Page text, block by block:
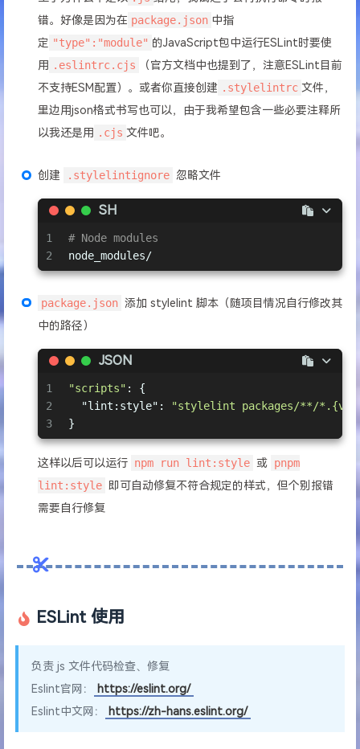
11
12
13
14
16
17
18
21
22
23
24
25
26
28
29
31
'stylelint-config-recommended-vue',
'stylelint-config-recommended-less'
'stylelint-config-prettier',
  ],
// 覆盖配置中基于文件全局模式的设置
overrides: [
    {
files: [
    {
files: ['**/*.less'],
customSyntax
    }
  ],
// 规则（值为 null 时表示禁用该规则）
'no-invalid-double-slash-comments': null
  },
};
错。好像是因为在 package.json 中指
定 "type":"module" 的JavaScript包中运行ESLint时要使
用 .eslintrc.cjs
（官方文档中也提到了，注意ESLint目前
不支持ESM配置）。或者你直接创建 .stylelintrc 文件，
里边用json格式书写也可以，由于我希望包含一些必要注释所
以我还是用 .cjs 文件吧。
创建 .stylelintignore 忽略文件
SH
1
2
# Node modules
node_modules/
package.json 添加 stylelint 脚本（随项目情况自行修改其
中的路径）
JSON
1
2
3
"scripts" : {
"lint:style" :
"stylelint packages/**/
}
这样以后可以运行 npm run lint:style 或 pnpm
lint:style
即可自动修复不符合规定的样式，但个别报错
需要自行修复
ESLint 使用
负责 js 文件代码检查、修复
Eslint官网：
https://eslint.org/
Eslint中文网：
https://zh-hans.eslint.org/